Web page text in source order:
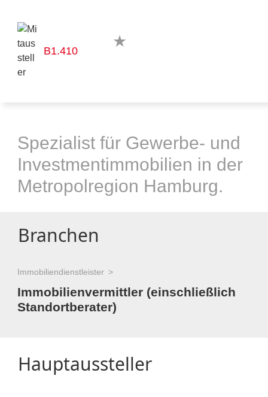
B1.410
Spezialist für Gewerbe- und
Investmentimmobilien in der
Metropolregion Hamburg.
Branchen
Immobiliendienstleister
Immobilienvermittler (einschließlich
Standortberater)
Hauptaussteller